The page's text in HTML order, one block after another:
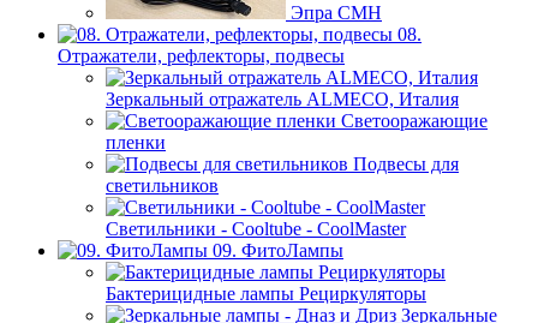
Эпра СМН
08.
Отражатели, рефлекторы, подвесы
Зеркальный отражатель ALMECO, Италия
Светооражающие
пленки
Подвесы для
светильников
Светильники - Cooltube - CoolMaster
09. ФитоЛампы
Бактерицидные лампы Рециркуляторы
Зеркальные